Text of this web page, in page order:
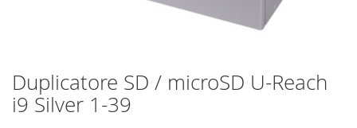
Duplicatore SD / microSD U-Reach
i9 Silver 1-39
Vai
all'inizio
della